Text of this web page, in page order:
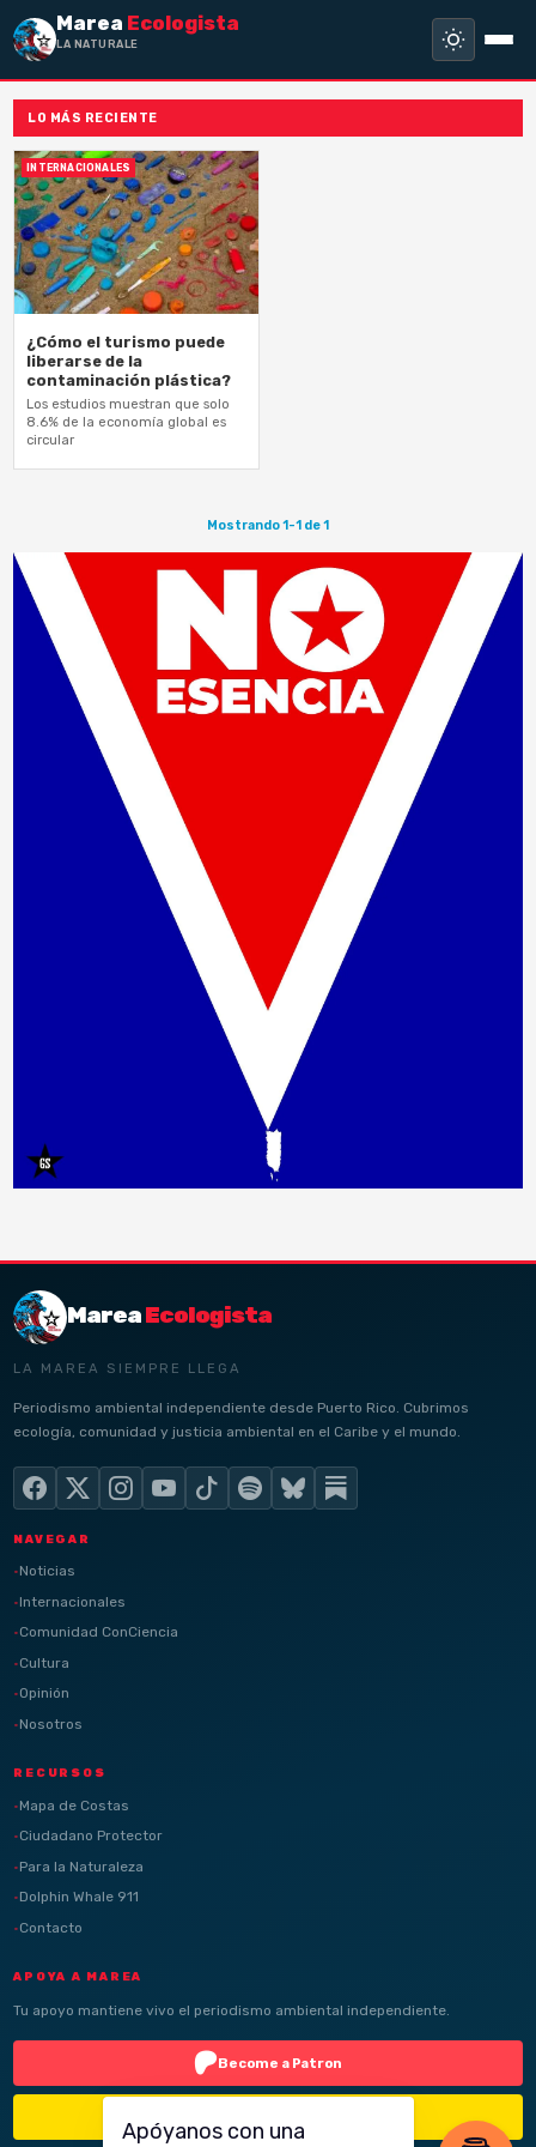
Marea Ecologista
LA NATURALEZA
LO MÁS RECIENTE
INTERNACIONALES
¿Cómo el turismo puede
liberarse de la
contaminación plástica?
Los estudios muestran que solo
8.6% de la economía global es
circular
Mostrando 1-1 de 1
MareaEcologista
LA MAREA SIEMPRE LLEGA
Periodismo ambiental independiente desde Puerto Rico. Cubrimos
ecología, comunidad y justicia ambiental en el Caribe y el mundo.
NAVEGAR
Noticias
Internacionales
Comunidad ConCiencia
Cultura
Opinión
Nosotros
RECURSOS
Mapa de Costas
Ciudadano Protector
Para la Naturaleza
Dolphin Whale 911
Contacto
APOYA A MAREA
Tu apoyo mantiene vivo el periodismo ambiental independiente.
Become a Patron
Apóyanos con una